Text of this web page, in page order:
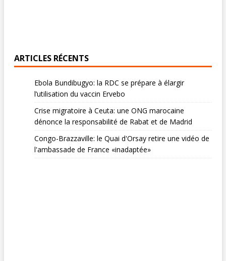
ARTICLES RÉCENTS
Ebola Bundibugyo: la RDC se prépare à élargir
l’utilisation du vaccin Ervebo
Crise migratoire à Ceuta: une ONG marocaine
dénonce la responsabilité de Rabat et de Madrid
Congo-Brazzaville: le Quai d'Orsay retire une vidéo de
l'ambassade de France «inadaptée»